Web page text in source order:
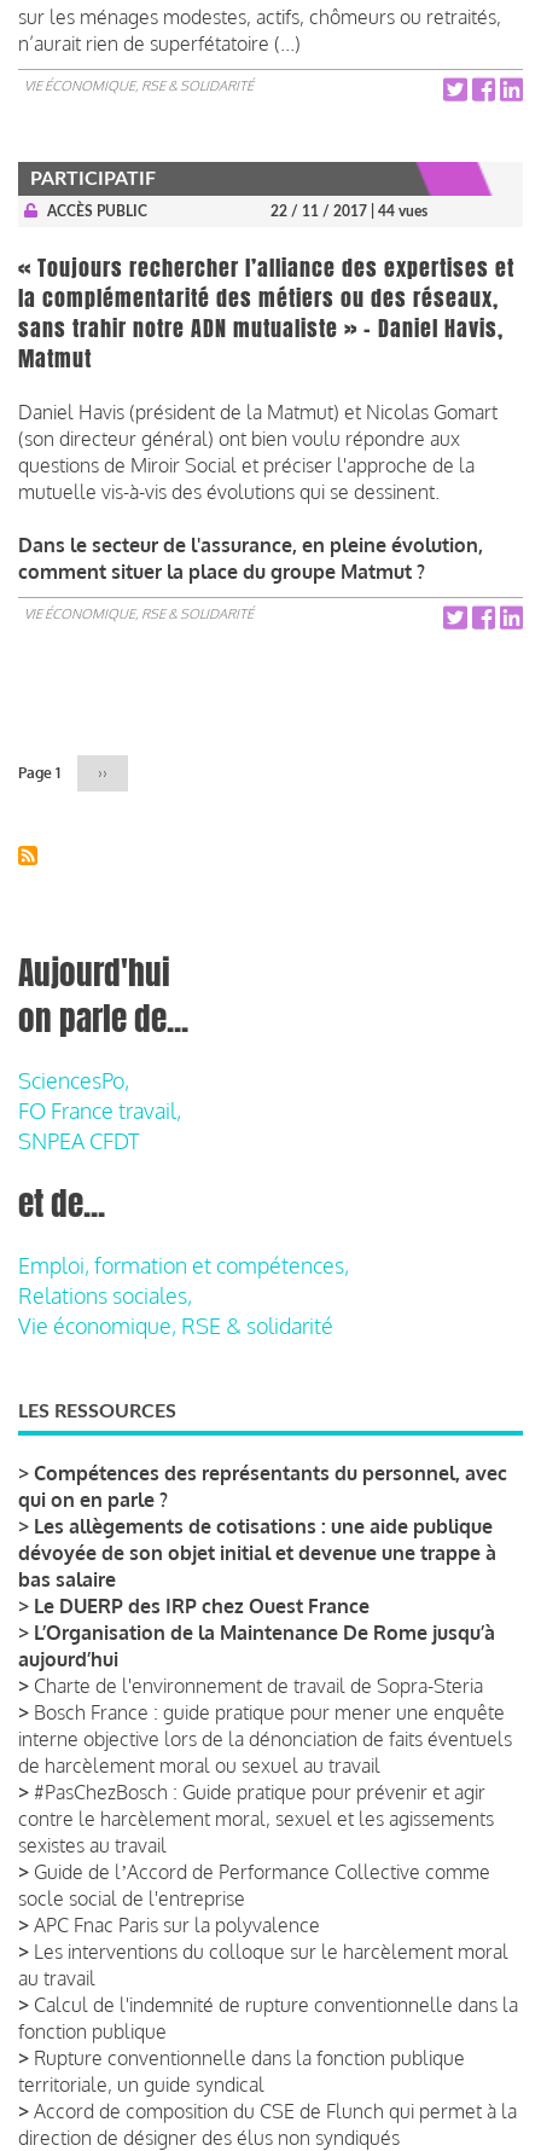
sur les ménages modestes, actifs, chômeurs ou retraités,
n’aurait rien de superfétatoire (...)
VIE ÉCONOMIQUE, RSE & SOLIDARITÉ
PARTICIPATIF
ACCÈS PUBLIC 22 / 11 / 2017 | 44 vues
« Toujours rechercher l’alliance des expertises et
la complémentarité des métiers ou des réseaux,
sans trahir notre ADN mutualiste » - Daniel Havis,
Matmut
Daniel Havis (président de la Matmut) et Nicolas Gomart
(son directeur général) ont bien voulu répondre aux
questions de Miroir Social et préciser l'approche de la
mutuelle vis-à-vis des évolutions qui se dessinent.
Dans le secteur de l'assurance, en pleine évolution,
comment situer la place du groupe Matmut ?
VIE ÉCONOMIQUE, RSE & SOLIDARITÉ
Page 1
Page
››
Aujourd'hui
on parle de...
SciencesPo,
FO France travail,
SNPEA CFDT
et de...
Emploi, formation et compétences,
Relations sociales,
Vie économique, RSE & solidarité
LES RESSOURCES
> Compétences des représentants du personnel, avec
qui on en parle ?
> Les allègements de cotisations : une aide publique
dévoyée de son objet initial et devenue une trappe à
bas salaire
> Le DUERP des IRP chez Ouest France
> L’Organisation de la Maintenance De Rome jusqu’à
aujourd’hui
> Charte de l'environnement de travail de Sopra-Steria
> Bosch France : guide pratique pour mener une enquête
interne objective lors de la dénonciation de faits éventuels
de harcèlement moral ou sexuel au travail
> #PasChezBosch : Guide pratique pour prévenir et agir
contre le harcèlement moral, sexuel et les agissements
sexistes au travail
> Guide de lʼAccord de Performance Collective comme
socle social de l'entreprise
> APC Fnac Paris sur la polyvalence
> Les interventions du colloque sur le harcèlement moral
au travail
> Calcul de l'indemnité de rupture conventionnelle dans la
fonction publique
> Rupture conventionnelle dans la fonction publique
territoriale, un guide syndical
> Accord de composition du CSE de Flunch qui permet à la
direction de désigner des élus non syndiqués